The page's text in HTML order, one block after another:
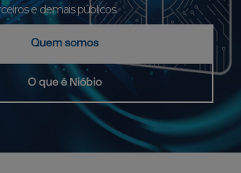
e demais públicos.
Quem somos
O que é Nióbio